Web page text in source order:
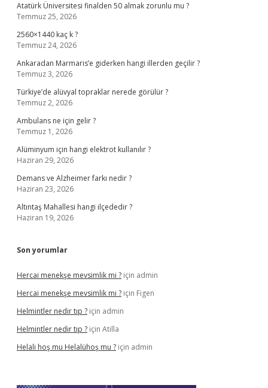
Atatürk Üniversitesi finalden 50 almak zorunlu mu ?
Temmuz 25, 2026
2560×1440 kaç k ?
Temmuz 24, 2026
Ankaradan Marmaris’e giderken hangi illerden geçilir ?
Temmuz 3, 2026
Türkiye’de alüvyal topraklar nerede görülür ?
Temmuz 2, 2026
Ambulans ne için gelir ?
Temmuz 1, 2026
Alüminyum için hangi elektrot kullanılır ?
Haziran 29, 2026
Demans ve Alzheimer farkı nedir ?
Haziran 23, 2026
Altıntaş Mahallesi hangi ilçededir ?
Haziran 19, 2026
Son yorumlar
Hercai menekşe mevsimlik mi ? için admin
Hercai menekşe mevsimlik mi ? için Figen
Helmintler nedir tıp ? için admin
Helmintler nedir tıp ? için Atilla
Helali hoş mu Helalühoş mu ? için admin